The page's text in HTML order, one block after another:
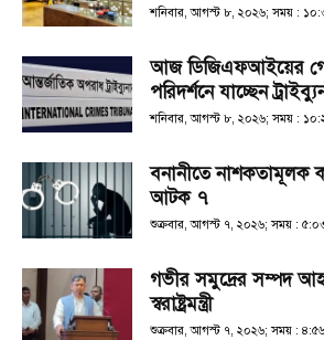
শনিবার, আগস্ট ৮, ২০২৬; সময় :
আজ ডিজিএফআইয়ের
পরিদর্শনে যাচ্ছেন
শনিবার, আগস্ট ৮, ২০২৬; সময় :
বনানীতে নাশকতামূলক
আটক ৭
শুক্রবার, আগস্ট ৭, ২০২৬; সময় :
গভীর সমুদ্রের সম্পদ
স্বরাষ্ট্রমন্ত্রী
শুক্রবার, আগস্ট ৭, ২০২৬; সময় :